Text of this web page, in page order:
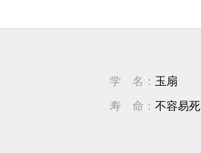
学 名： 玉扇
寿 命： 不容易死